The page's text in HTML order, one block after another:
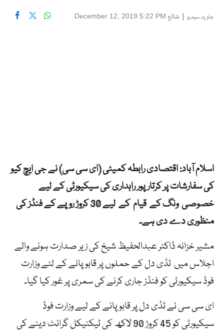
جاوید سومرو| شائع December 12, 2019 5:22 PM
اسلام آباد: اقتصادی رابطہ کمیٹی (ای سی سی) نے جی ایچ کیو
کی سفارشات پر کرتار پور راہداری کی سیکیورٹی کے لیے
خصوصی ونگ کے قیام کے لیے 30 کروڑ روپے کے فنڈز کی
منظوری دے دی ہے۔
مشیر خزانہ ڈاکٹر عبدالحفیظ شیخ کی زیر صدارت ہونے والے
اجلاس میں ٹڈی دل کے حملوں پر قابو پانے کے لئے وزارت
فوڈ سیکیورٹی کو فنڈز جاری کرنے کی سمری پر غور کیا گیا۔
ای سی سی نے ٹڈی دل پر قابو پانے کے لیے وزارت فوڈ
سیکیورٹی کو 45 کروڑ 90 لاکھ کی ٹیکنیکل گرانٹ دینے کی